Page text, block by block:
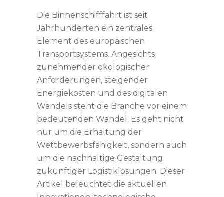
Die Binnenschifffahrt ist seit
Jahrhunderten ein zentrales
Element des europäischen
Transportsystems. Angesichts
zunehmender ökologischer
Anforderungen, steigender
Energiekosten und des digitalen
Wandels steht die Branche vor einem
bedeutenden Wandel. Es geht nicht
nur um die Erhaltung der
Wettbewerbsfähigkeit, sondern auch
um die nachhaltige Gestaltung
zukünftiger Logistiklösungen. Dieser
Artikel beleuchtet die aktuellen